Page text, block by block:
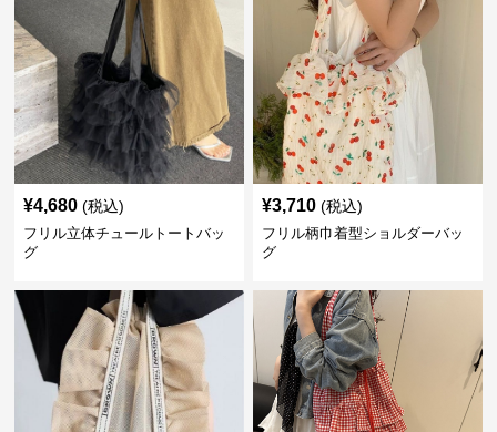
¥4,680 (税込)
フリル立体チュールトートバッ
グ
¥3,710 (税込)
フリル柄巾着型ショルダーバッ
グ